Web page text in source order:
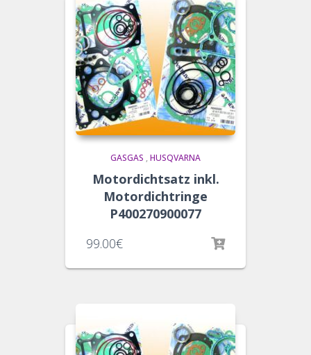
GASGAS , HUSQVARNA
Motordichtsatz inkl.
Motordichtringe
P400270900077
99.00€